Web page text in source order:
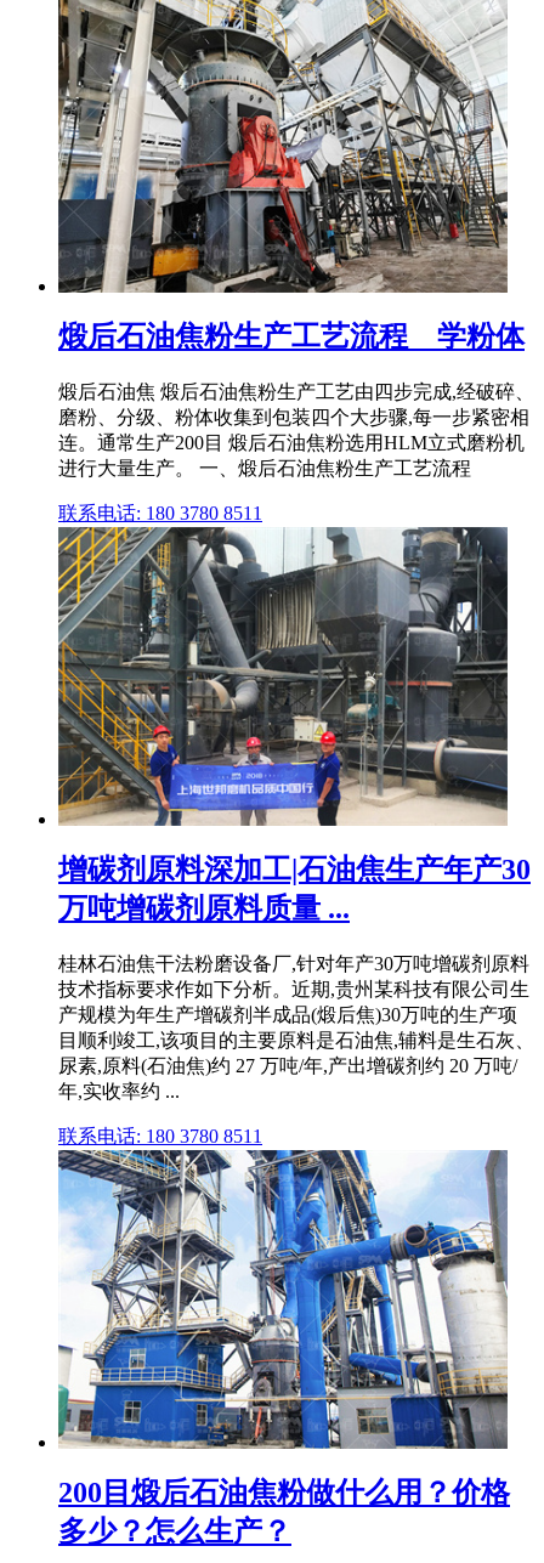
煅后石油焦粉生产工艺流程 _ 学粉体
煅后石油焦 煅后石油焦粉生产工艺由四步完成,经破碎、
磨粉、分级、粉体收集到包装四个大步骤,每一步紧密相
连。通常生产200目 煅后石油焦粉选用HLM立式磨粉机
进行大量生产。 一、煅后石油焦粉生产工艺流程
联系电话: 180 3780 8511
增碳剂原料深加工|石油焦生产年产30
万吨增碳剂原料质量 ...
桂林石油焦干法粉磨设备厂,针对年产30万吨增碳剂原料
技术指标要求作如下分析。近期,贵州某科技有限公司生
产规模为年生产增碳剂半成品(煅后焦)30万吨的生产项
目顺利竣工,该项目的主要原料是石油焦,辅料是生石灰、
尿素,原料(石油焦)约 27 万吨/年,产出增碳剂约 20 万吨/
年,实收率约 ...
联系电话: 180 3780 8511
200目煅后石油焦粉做什么用？价格
多少？怎么生产？